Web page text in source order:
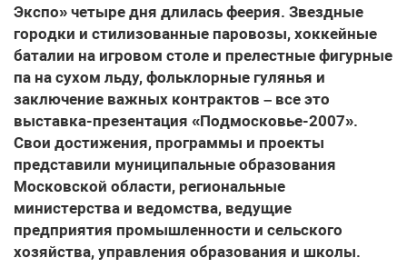
Экспо» четыре дня длилась феерия. Звездные
городки и стилизованные паровозы, хоккейные
баталии на игровом столе и прелестные фигурные
па на сухом льду, фольклорные гулянья и
заключение важных контрактов – все это
выставка-презентация «Подмосковье-2007».
Свои достижения, программы и проекты
представили муниципальные образования
Московской области, региональные
министерства и ведомства, ведущие
предприятия промышленности и сельского
хозяйства, управления образования и школы.